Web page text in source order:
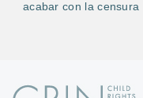
acabar con la censura